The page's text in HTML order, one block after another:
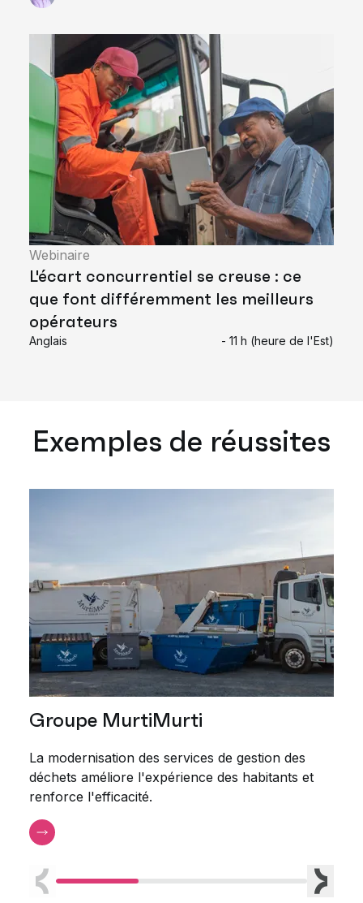
Webinaire
L'écart concurrentiel se creuse : ce
que font différemment les meilleurs
opérateurs
Anglais - 11 h (heure de l'Est)
Exemples de réussites
Groupe MurtiMurti
La modernisation des services de gestion des
déchets améliore l'expérience des habitants et
renforce l'efficacité.
Précédent